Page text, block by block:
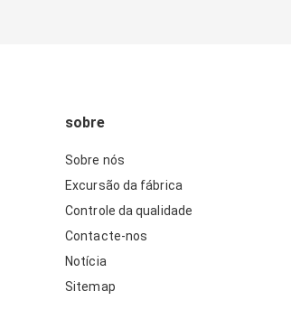
sobre
Sobre nós
Excursão da fábrica
Controle da qualidade
Contacte-nos
Notícia
Sitemap